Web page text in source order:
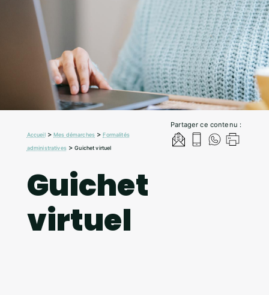
Partager ce contenu :
Accueil>Mes démarches >Formalités
administratives>Guichet virtuel
Guichet
virtuel